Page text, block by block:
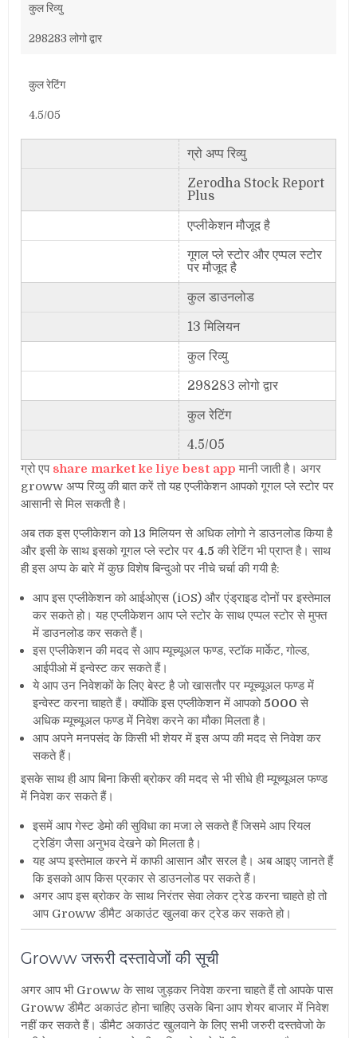
कुल रिव्यु
298283 लोगो द्वार
कुल रेटिंग
4.5/05
ग्रो अप्प रिव्यु
Zerodha Stock Report
Plus
एप्लीकेशन मौजूद है
गूगल प्ले स्टोर और एप्पल स्टोर
पर मौजूद है
कुल डाउनलोड
13 मिलियन
कुल रिव्यु
298283 लोगो द्वार
कुल रेटिंग
4.5/05
ग्रो एप share market ke liye best app मानी जाती है। अगर
groww अप्प रिव्यु की बात करें तो यह एप्लीकेशन आपको गूगल प्ले स्टोर पर
आसानी से मिल सकती है।
अब तक इस एप्लीकेशन को13 मिलियन से अधिक लोगो ने डाउनलोड किया है
और इसी के साथ इसको गूगल प्ले स्टोर पर4.5 की रेटिंग भी प्राप्त है। साथ
ही इस अप्प के बारे में कुछ विशेष बिन्दुओ पर नीचे चर्चा की गयी है:
आप इस एप्लीकेशन को आईओएस (iOS) और एंड्राइड दोनों पर इस्तेमाल
कर सकते हो। यह एप्लीकेशन आप प्ले स्टोर के साथ एप्पल स्टोर से मुफ्त
में डाउनलोड कर सकते हैं।
इस एप्लीकेशन की मदद से आप म्यूच्यूअल फण्ड, स्टॉक मार्केट, गोल्ड,
आईपीओ में इन्वेस्ट कर सकते हैं।
ये आप उन निवेशकों के लिए बेस्ट है जो खासतौर पर म्यूच्यूअल फण्ड में
इन्वेस्ट करना चाहते हैं। क्योंकि इस एप्लीकेशन में आपको 5000 से
अधिक म्यूच्यूअल फण्ड में निवेश करने का मौका मिलता है।
आप अपने मनपसंद के किसी भी शेयर में इस अप्प की मदद से निवेश कर
सकते हैं।
इसके साथ ही आप बिना किसी ब्रोकर की मदद से भी सीधे ही म्यूच्यूअल फण्ड
में निवेश कर सकते हैं।
इसमें आप गेस्ट डेमो की सुविधा का मजा ले सकते हैं जिसमे आप रियल
ट्रेडिंग जैसा अनुभव देखने को मिलता है।
यह अप्प इस्तेमाल करने में काफी आसान और सरल है। अब आइए जानते हैं
कि इसको आप किस प्रकार से डाउनलोड पर सकते हैं।
अगर आप इस ब्रोकर के साथ निरंतर सेवा लेकर ट्रेड करना चाहते हो तो
आप Groww डीमैट अकाउंट खुलवा कर ट्रेड कर सकते हो।
Groww जरूरी दस्तावेजों की सूची
अगर आप भी Groww के साथ जुड़कर निवेश करना चाहते हैं तो आपके पास
Groww डीमैट अकाउंट होना चाहिए उसके बिना आप शेयर बाजार में निवेश
नहीं कर सकते हैं। डीमैट अकाउंट खुलवाने के लिए सभी जरुरी दस्तवेजो के